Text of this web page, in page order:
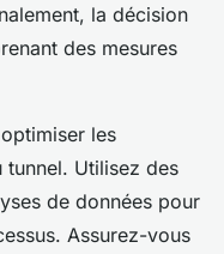
la décision
des mesures
les
tunnel. Utilisez des
de données pour
Assurez-vous